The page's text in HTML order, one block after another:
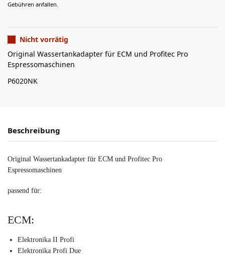
Gebühren anfallen.
Nicht vorrätig
Original Wassertankadapter für ECM und Profitec Pro
Espressomaschinen
P6020NK
Beschreibung
Original Wassertankadapter für ECM und Profitec Pro
Espressomaschinen
passend für:
ECM:
Elektronika II Profi
Elektronika Profi Due